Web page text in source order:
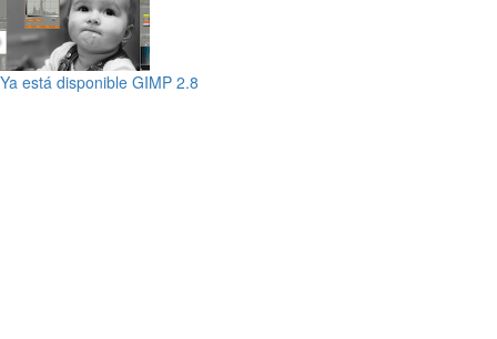
Ya está disponible GIMP 2.8